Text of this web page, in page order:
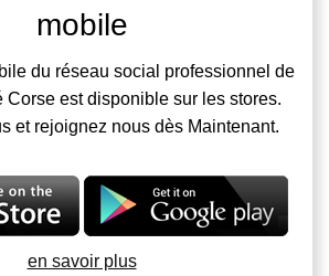
mobile
du réseau social professionnel de
Corse est disponible sur les stores.
et rejoignez nous dès Maintenant.
en savoir plus